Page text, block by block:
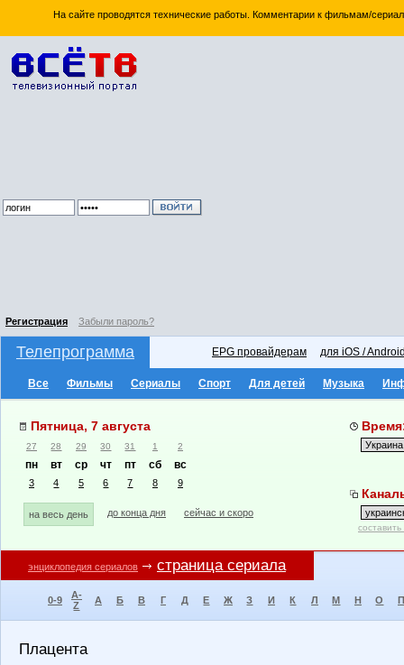
На сайте проводятся технические работы. Комментарии к фильмам/
Регистрация Забыли пароль?
Телепрограмма EPG провайдерам для iOS /
Все Фильмы Сериалы Спорт Для детей Музыка
Пятница, 7 августа
27 28 29 30 31 1 2
пн вт ср чт пт сб вс
3 4 5 6 7 8 9
на весь день до конца дня сейчас и скоро
энциклопедия сериалов страница сериала
0-9
A-
Z
А Б В Г Д Е Ж З И К Л М Н О П
Плацента